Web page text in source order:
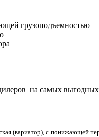
грузоподъемностью
на самых выгодных
(вариатор), с понижающей